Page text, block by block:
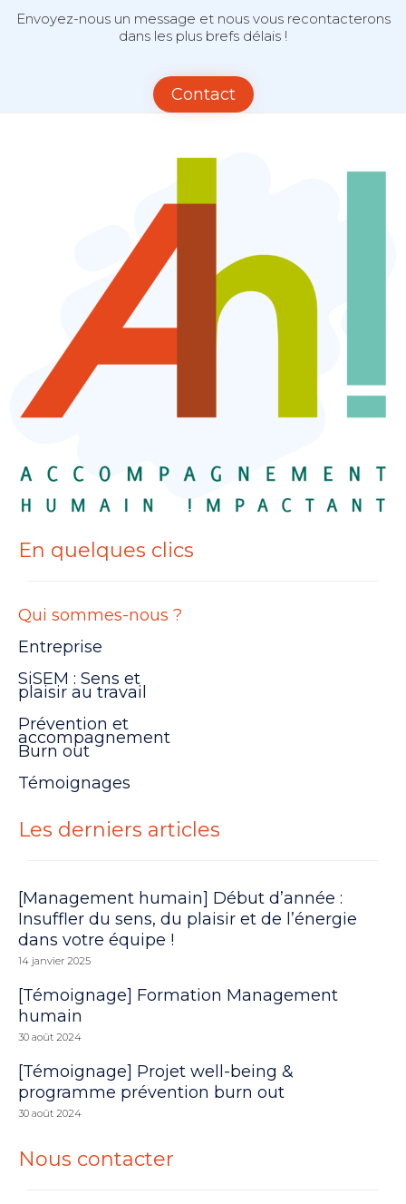
Envoyez-nous un message et nous vous recontacterons
dans les plus brefs délais !
Contact
En quelques clics
Qui sommes-nous ?
Entreprise
SiSEM : Sens et
plaisir au travail
Prévention et
accompagnement
Burn out
Témoignages
Les derniers articles
[Management humain] Début d’année :
Insuffler du sens, du plaisir et de l’énergie
dans votre équipe !
14 janvier 2025
[Témoignage] Formation Management
humain
30 août 2024
[Témoignage] Projet well-being &
programme prévention burn out
30 août 2024
Nous contacter